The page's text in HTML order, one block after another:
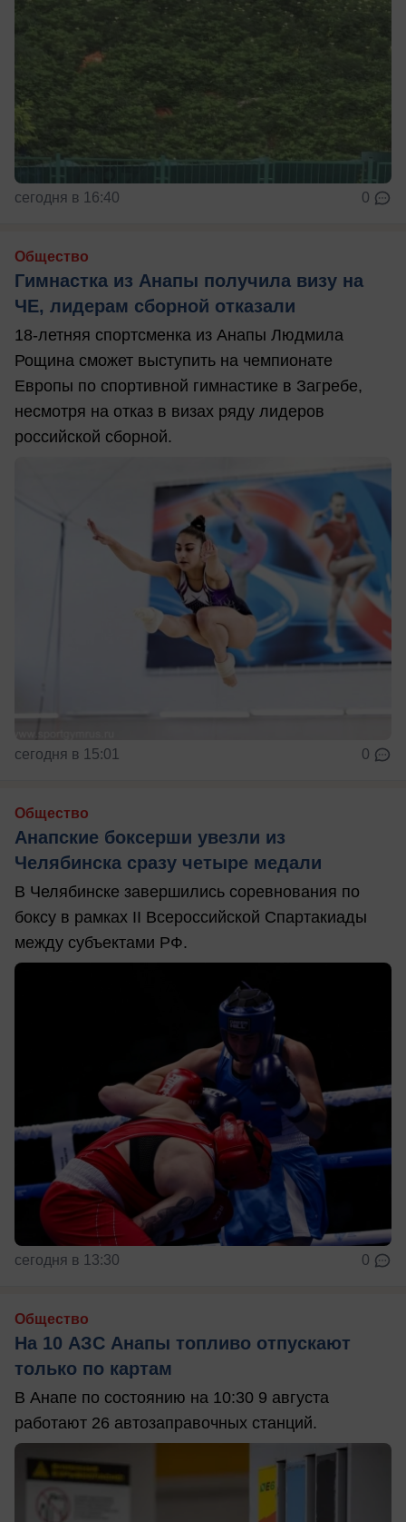
сегодня в 16:40 0
Общество
Гимнастка из Анапы получила визу на
ЧЕ, лидерам сборной отказали
18-летняя спортсменка из Анапы Людмила
Рощина сможет выступить на чемпионате
Европы по спортивной гимнастике в Загребе,
несмотря на отказ в визах ряду лидеров
российской сборной.
сегодня в 15:01 0
Общество
Анапские боксерши увезли из
Челябинска сразу четыре медали
В Челябинске завершились соревнования по
боксу в рамках II Всероссийской Спартакиады
между субъектами РФ.
сегодня в 13:30 0
Общество
На 10 АЗС Анапы топливо отпускают
только по картам
В Анапе по состоянию на 10:30 9 августа
работают 26 автозаправочных станций.